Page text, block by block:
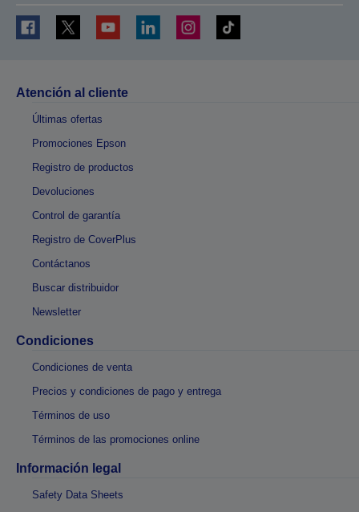
Atención al cliente
Últimas ofertas
Promociones Epson
Registro de productos
Devoluciones
Control de garantía
Registro de CoverPlus
Contáctanos
Buscar distribuidor
Newsletter
Condiciones
Condiciones de venta
Precios y condiciones de pago y entrega
Términos de uso
Términos de las promociones online
Información legal
Safety Data Sheets